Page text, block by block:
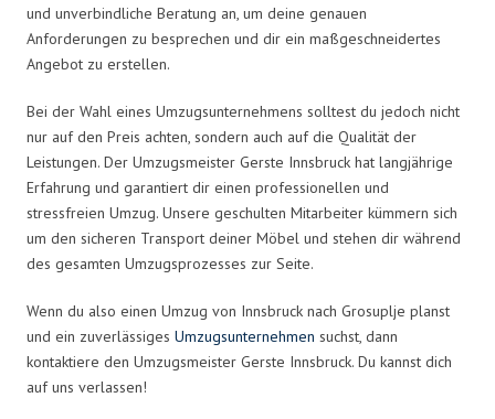
und unverbindliche Beratung an, um deine genauen
Anforderungen zu besprechen und dir ein maßgeschneidertes
Angebot zu erstellen.
Bei der Wahl eines Umzugsunternehmens solltest du jedoch nicht
nur auf den Preis achten, sondern auch auf die Qualität der
Leistungen. Der Umzugsmeister Gerste Innsbruck hat langjährige
Erfahrung und garantiert dir einen professionellen und
stressfreien Umzug. Unsere geschulten Mitarbeiter kümmern sich
um den sicheren Transport deiner Möbel und stehen dir während
des gesamten Umzugsprozesses zur Seite.
Wenn du also einen Umzug von Innsbruck nach Grosuplje planst
und ein zuverlässiges Umzugsunternehmen suchst, dann
kontaktiere den Umzugsmeister Gerste Innsbruck. Du kannst dich
auf uns verlassen!